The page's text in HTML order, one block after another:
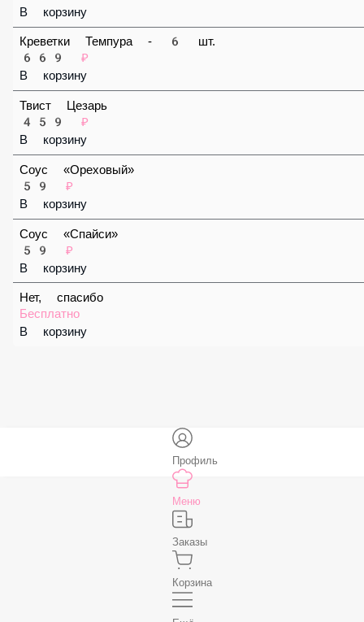
Стрипсы куринные
339 ₽
В корзину
Креветки Темпура - 6 шт.
669 ₽
В корзину
Твист Цезарь
459 ₽
В корзину
Соус «Ореховый»
59 ₽
В корзину
Соус «Спайси»
59 ₽
Профиль
Меню